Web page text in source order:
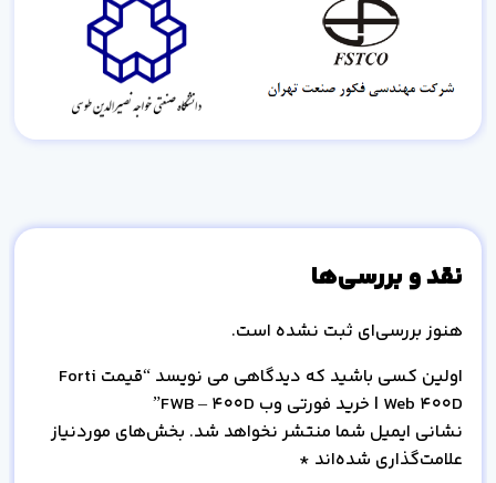
نقد و بررسی‌ها
هنوز بررسی‌ای ثبت نشده است.
اولین کسی باشید که دیدگاهی می نویسد “قیمت Forti
Web 400D | خرید فورتی وب FWB – 400D”
نشانی ایمیل شما منتشر نخواهد شد. بخش‌های موردنیاز
علامت‌گذاری شده‌اند *